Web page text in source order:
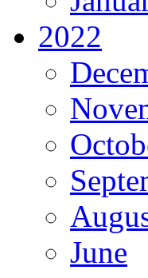
2022
June